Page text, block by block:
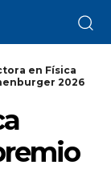
en Física
2026